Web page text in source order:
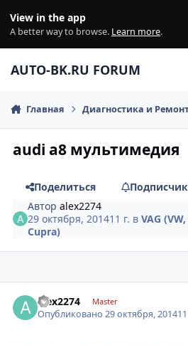
View in the app
A better way to browse. Learn more.
AUTO-BK.RU FORUM
Главная Диагностика и
audi a8 мультимедия
Поделиться
Авторalex2274
29 октября, 201411 г. вVAG
Cupra)
alex2274 Master
Опубликовано29 октября, 2014